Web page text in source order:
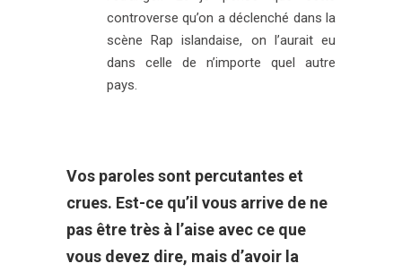
controverse qu’on a déclenché dans la
scène Rap islandaise, on l’aurait eu
dans celle de n’importe quel autre
pays.
Vos paroles sont percutantes et
crues. Est-ce qu’il vous arrive de ne
pas être très à l’aise avec ce que
vous devez dire, mais d’avoir la